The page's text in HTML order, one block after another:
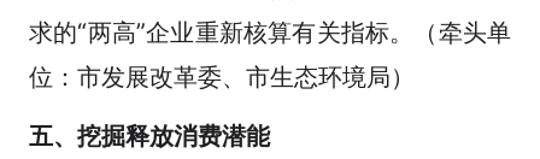
求的“两高”企业重新核算有关指标。（牵头单
位：市发展改革委、市生态环境局）
五、挖掘释放消费潜能